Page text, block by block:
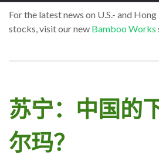
For the latest news on U.S.- and
stocks, visit our new Bamboo Works
苏宁：中国的
尔玛？